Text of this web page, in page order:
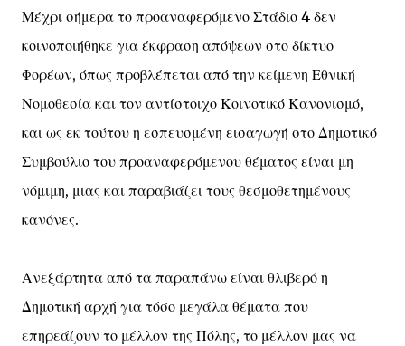
Μέχρι σήμερα το προαναφερόμενο Στάδιο 4 δεν
κοινοποιήθηκε για έκφραση απόψεων στο δίκτυο
Φορέων, όπως προβλέπεται από την κείμενη Εθνική
Νομοθεσία και τον αντίστοιχο Κοινοτικό Κανονισμό,
και ως εκ τούτου η εσπευσμένη εισαγωγή στο Δημοτικό
Συμβούλιο του προαναφερόμενου θέματος είναι μη
νόμιμη, μιας και παραβιάζει τους θεσμοθετημένους
κανόνες.
Ανεξάρτητα από τα παραπάνω είναι θλιβερό η
Δημοτική αρχή για τόσο μεγάλα θέματα που
επηρεάζουν το μέλλον της Πόλης, το μέλλον μας να